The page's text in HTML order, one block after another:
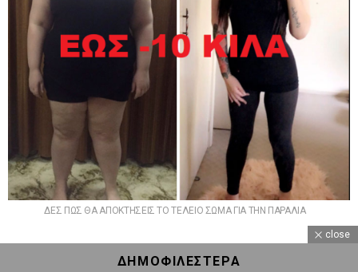
ΔΕΣ ΠΩΣ ΘΑ ΑΠΟΚΤΗΣΕΙΣ ΤΟ ΤΕΛΕΙΟ ΣΩΜΑ ΓΙΑ ΤΗΝ ΠΑΡΑΛΙΑ
ΔΗΜΟΦΙΛΕΣΤΕΡΑ
close